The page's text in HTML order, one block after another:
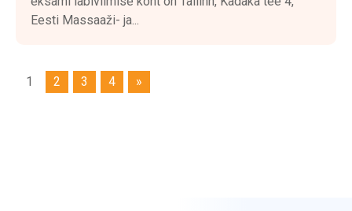
Eesti Massaaži- ja...
1 2 3 4 »